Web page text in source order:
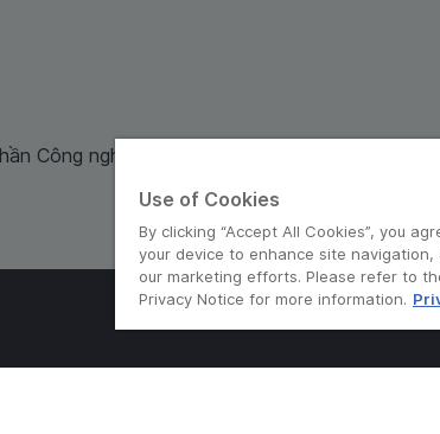
Công nghệ và Dịch Vụ Moca cung cấp. Mã số
Use of Cookies
By clicking “Accept All Cookies”, you
your device to enhance site
our marketing efforts. Please refer to
Privacy Notice for more information.